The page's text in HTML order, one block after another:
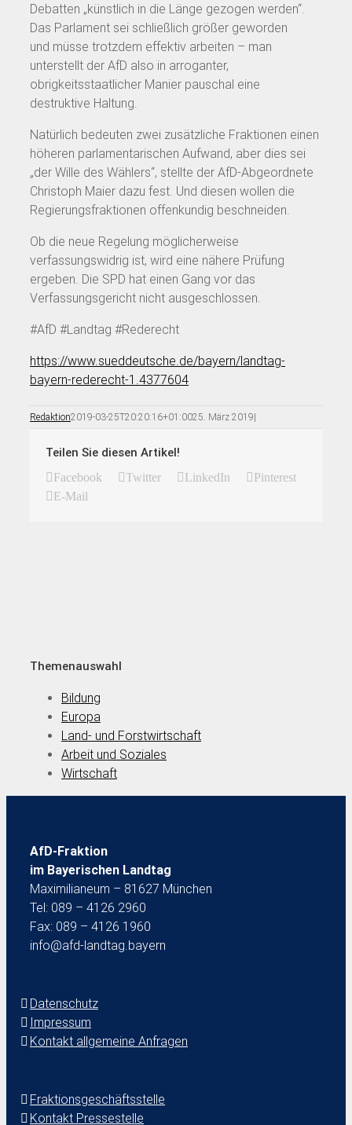
Debatten „künstlich in die Länge gezogen werden“.
Das Parlament sei schließlich größer geworden
und müsse trotzdem effektiv arbeiten – man
unterstellt der AfD also in arroganter,
obrigkeitsstaatlicher Manier pauschal eine
destruktive Haltung.
Natürlich bedeuten zwei zusätzliche Fraktionen einen
höheren parlamentarischen Aufwand, aber dies sei
„der Wille des Wählers“, stellte der AfD-Abgeordnete
Christoph Maier dazu fest. Und diesen wollen die
Regierungsfraktionen offenkundig beschneiden.
Ob die neue Regelung möglicherweise
verfassungswidrig ist, wird eine nähere Prüfung
ergeben. Die SPD hat einen Gang vor das
Verfassungsgericht nicht ausgeschlossen.
#AfD #Landtag #Rederecht
https://www.sueddeutsche.de/bayern/landtag-
bayern-rederecht-1.4377604
Redaktion2019-03-25T20:20:16+01:0025. März 2019|
Teilen Sie diesen Artikel!
Facebook Twitter LinkedIn
Pinterest
E-Mail
Themenauswahl
Bildung
Europa
Land- und Forstwirtschaft
Arbeit und Soziales
Wirtschaft
AfD-Fraktion
im Bayerischen Landtag
Maximilianeum – 81627 München
Tel: 089 – 4126 2960
Fax: 089 – 4126 1960
info@afd-landtag.bayern
Datenschutz
Impressum
Kontakt allgemeine Anfragen
Fraktionsgeschäftsstelle
Kontakt Pressestelle